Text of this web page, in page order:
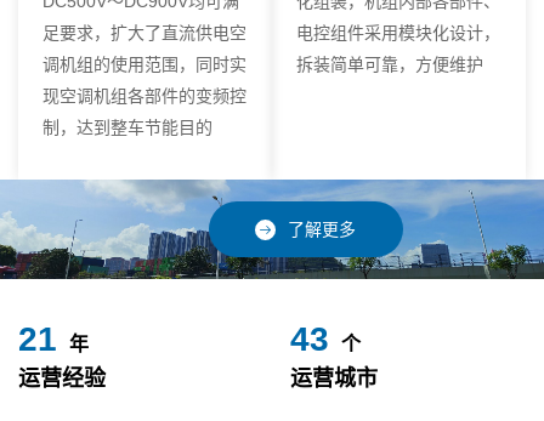
足要求，扩大了直流供电空
调机组的使用范围，同时实
现空调机组各部件的变频控
制，达到整车节能目的
电控组件采用模块化设计，
拆装简单可靠，方便维护
了解更多
24 年
运营经验
49 个
运营城市